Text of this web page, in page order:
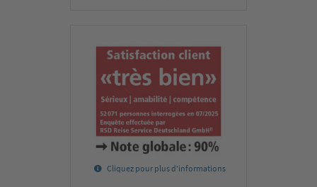
Cliquez pour plus d'informations